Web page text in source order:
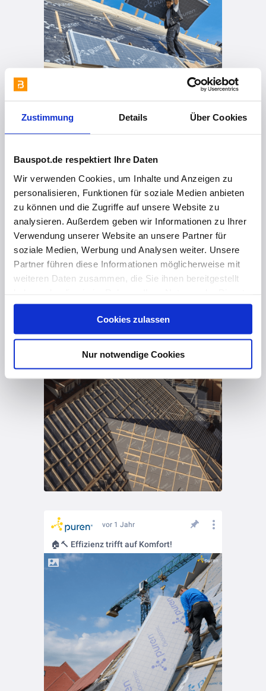
Zustimmung Details Über Cookies
Bauspot.de respektiert Ihre Daten
Wir verwenden Cookies, um Inhalte und Anzeigen zu
personalisieren, Funktionen für soziale Medien anbieten
zu können und die Zugriffe auf unsere Website zu
analysieren. Außerdem geben wir Informationen zu Ihrer
Verwendung unserer Website an unsere Partner für
soziale Medien, Werbung und Analysen weiter. Unsere
Partner führen diese Informationen möglicherweise mit
weiteren Daten zusammen, die Sie ihnen bereitgestellt
gesammelt haben. Hier finden Sie Informationen zum
und unserImpressum.
Cookies zulassen
Nur notwendige Cookies
Sanierung Stadtarchiv "Herderhaus"
vor 1 Jahr
🏠🔨 Effizienz trifft auf Komfort!